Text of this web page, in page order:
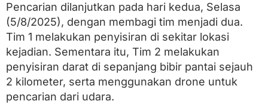
a
k
e
r
n
y
a
w
Pencarian dilanjutkan pada hari kedua, Selasa
(5/8/2025), dengan membagi tim menjadi dua.
Tim 1 melakukan penyisiran di sekitar lokasi
kejadian. Sementara itu, Tim 2 melakukan
penyisiran darat di sepanjang bibir pantai sejauh
2 kilometer, serta menggunakan drone untuk
pencarian dari udara.